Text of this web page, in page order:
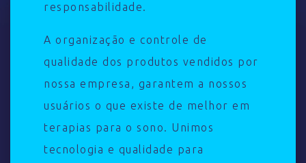
responsabilidade.
A organização e controle de
qualidade dos produtos vendidos por
nossa empresa, garantem a nossos
usuários o que existe de melhor em
terapias para o sono. Unimos
tecnologia e qualidade para